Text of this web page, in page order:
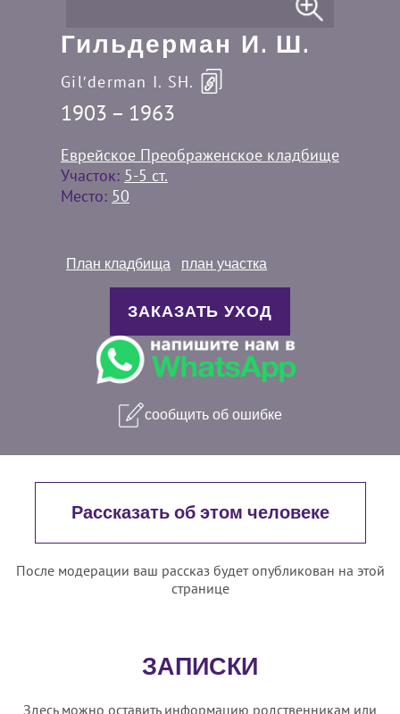
Гильдерман И. Ш.
Gilʹderman I. SH.
1903 – 1963
Еврейское Преображенское кладбище
Участок: 5-5 ст.
Место: 50
План кладбища план участка
ЗАКАЗАТЬ УХОД
сообщить об ошибке
Рассказать об этом человеке
После модерации ваш рассказ будет опубликован на этой
странице
ЗАПИСКИ
Здесь можно оставить информацию родственникам или